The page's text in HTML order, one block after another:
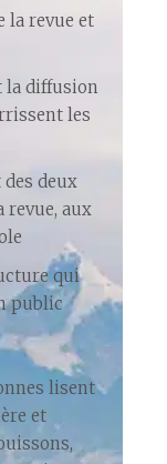
la revue et
la diffusion
les
deux
revue, aux
qui
public
lisent
et